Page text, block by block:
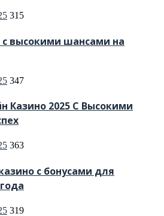
315
высокими шансами на
347
Казино 2025 С Высокими
363
с бонусами для
319